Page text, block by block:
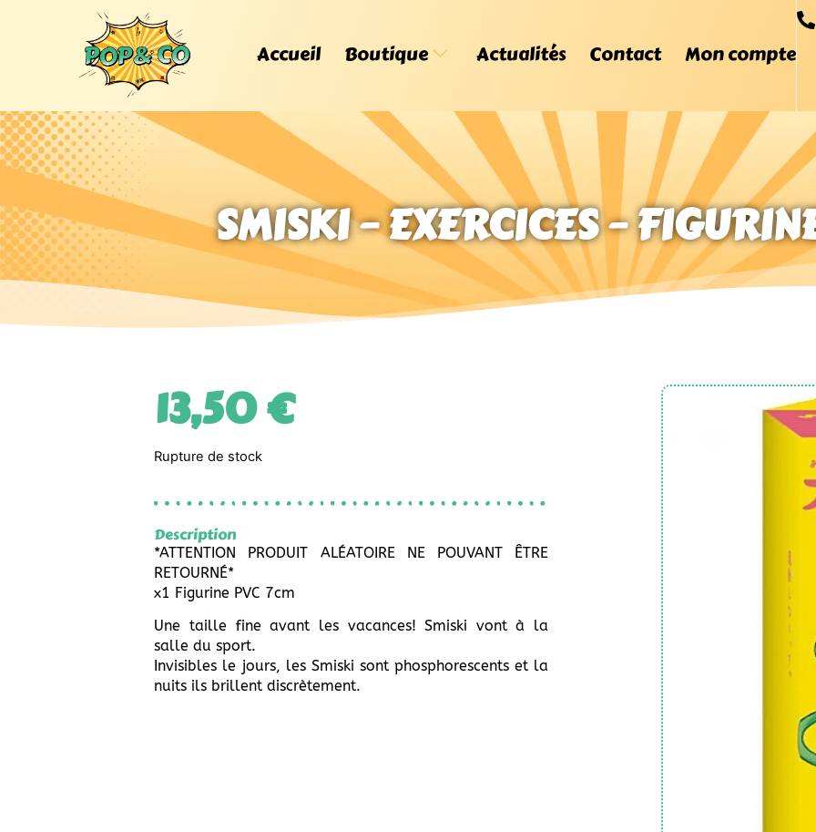
Accueil Boutique Actualités Contact Mon compte
SMISKI – EXERCICES –
13,50€
Rupture de stock
Description
*ATTENTION PRODUIT ALÉATOIRE NE POUVANT ÊTRE
RETOURNÉ*
x1 Figurine PVC 7cm
Une taille fine avant les vacances! Smiski vont à la
salle du sport.
Invisibles le jours, les Smiski sont phosphorescents et la
nuits ils brillent discrètement.